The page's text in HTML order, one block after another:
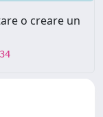
o creare un